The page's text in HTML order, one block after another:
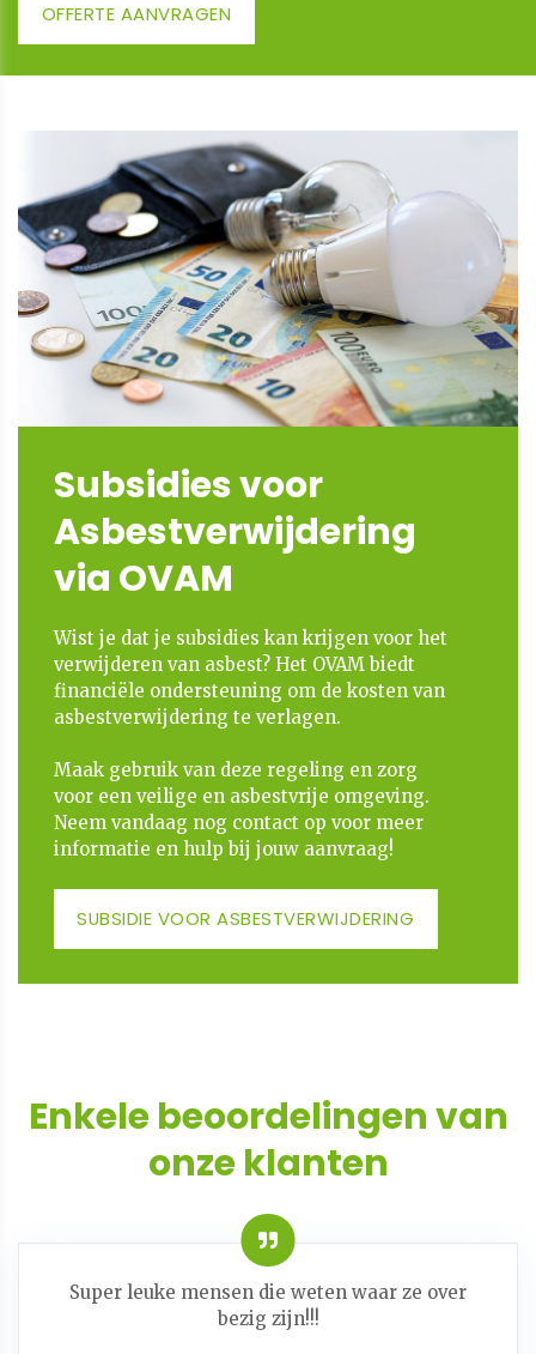
OFFERTE AANVRAGEN
Subsidies voor
Asbestverwijdering
via OVAM
Wist je dat je subsidies kan krijgen voor het
verwijderen van asbest? Het OVAM biedt
financiële ondersteuning om de kosten van
asbestverwijdering te verlagen.
​​​​​​​Maak gebruik van deze regeling en zorg
voor een veilige en asbestvrije omgeving.
Neem vandaag nog contact op voor meer
informatie en hulp bij jouw aanvraag!
SUBSIDIE VOOR ASBESTVERWIJDERING
Enkele beoordelingen van
onze klanten
Super leuke mensen die weten waar ze over
bezig zijn!!!